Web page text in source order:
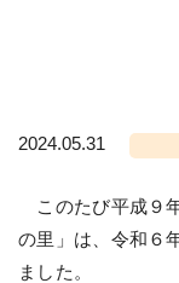
2024.05.31
このたび平成９
の里」は、令和６
ました。